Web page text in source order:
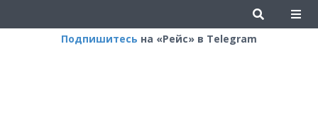
Подпишитесь на «Рейс» в Telegram